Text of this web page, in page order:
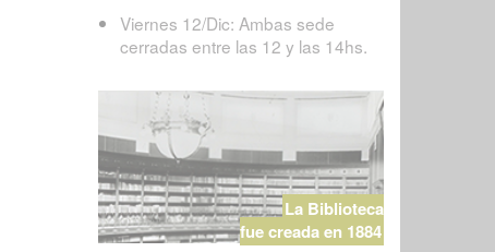
Viernes 12/Dic: Ambas sede
cerradas entre las 12 y las 14hs.
La Biblioteca
fue creada en 1884